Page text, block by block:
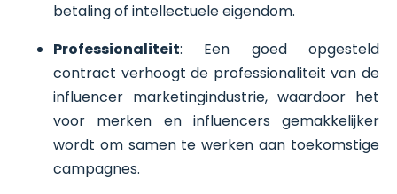
betaling of intellectuele eigendom.
Professionaliteit: Een goed opgesteld
contract verhoogt de professionaliteit van de
influencer marketingindustrie, waardoor het
voor merken en influencers gemakkelijker
wordt om samen te werken aan toekomstige
campagnes.